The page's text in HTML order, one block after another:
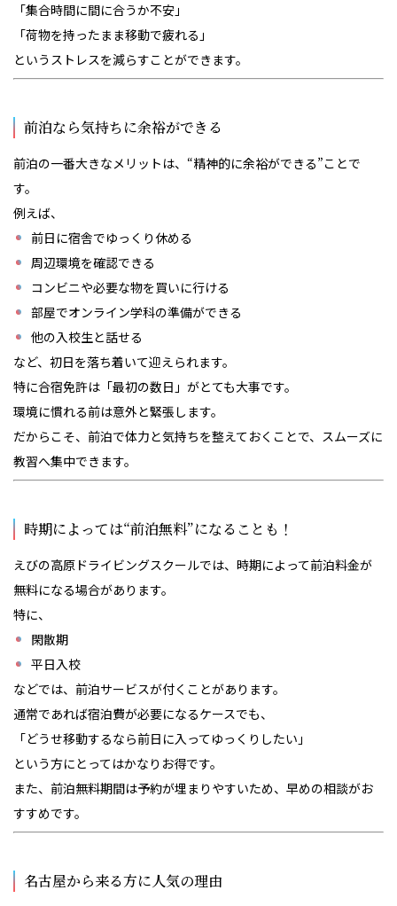
「集合時間に間に合うか不安」
「荷物を持ったまま移動で疲れる」
というストレスを減らすことができます。
前泊なら気持ちに余裕ができる
前泊の一番大きなメリットは、“精神的に余裕ができる”ことで
す。
例えば、
前日に宿舎でゆっくり休める
周辺環境を確認できる
コンビニや必要な物を買いに行ける
部屋でオンライン学科の準備ができる
他の入校生と話せる
など、初日を落ち着いて迎えられます。
特に合宿免許は「最初の数日」がとても大事です。
環境に慣れる前は意外と緊張します。
だからこそ、前泊で体力と気持ちを整えておくことで、スムーズに
教習へ集中できます。
時期によっては“前泊無料”になることも！
えびの高原ドライビングスクールでは、時期によって前泊料金が
無料になる場合があります。
特に、
閑散期
平日入校
などでは、前泊サービスが付くことがあります。
通常であれば宿泊費が必要になるケースでも、
「どうせ移動するなら前日に入ってゆっくりしたい」
という方にとってはかなりお得です。
また、前泊無料期間は予約が埋まりやすいため、早めの相談がお
すすめです。
名古屋から来る方に人気の理由